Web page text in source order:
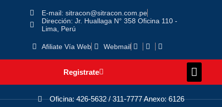
E-mail: sitracon@sitracon.com.pe
Dirección: Jr. Huallaga N° 358 Oficina 110 -
Lima, Perú
Afiliate Vía Web Webmail
Registrate
Oficina: 426-5632 / 311-7777 Anexo: 6126